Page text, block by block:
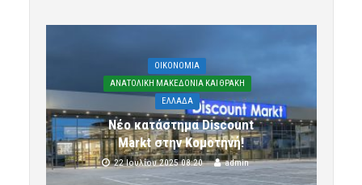
OIKONOMIA
ΑΝΑΤΟΛΙΚΗ ΜΑΚΕΔΟΝΙΑ ΚΑΙ ΘΡΑΚΗ
ΕΛΛΑΔΑ
Νέο κατάστημα Discount
Markt στην Κομοτηνή!
22 Ιουλίου 2025 08:20 admin